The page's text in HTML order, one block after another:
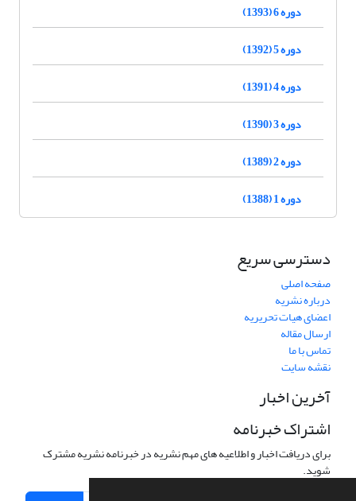
دوره 6 (1393)
دوره 5 (1392)
دوره 4 (1391)
دوره 3 (1390)
دوره 2 (1389)
دوره 1 (1388)
دسترسی سریع
صفحه اصلی
درباره نشریه
اعضای هیات تحریریه
ارسال مقاله
تماس با ما
نقشه سایت
آخرین اخبار
اشتراک خبرنامه
برای دریافت اخبار و اطلاعیه های مهم نشریه در خبرنامه نشریه مشترک
شوید.